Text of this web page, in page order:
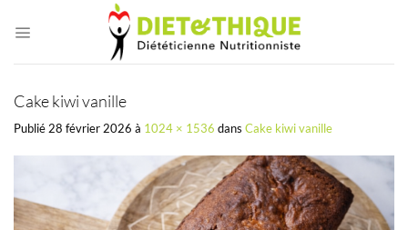
Cake kiwi vanille
Publié 28 février 2026 à 1024 × 1536 dans Cake kiwi vanille